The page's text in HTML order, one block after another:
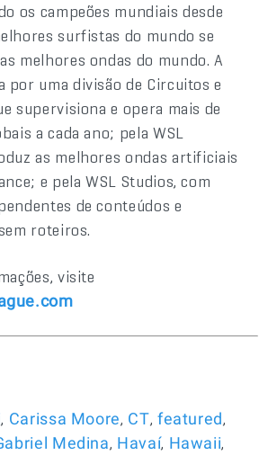
os campeões mundiais desde
surfistas do mundo se
melhores ondas do mundo. A
por uma divisão de Circuitos e
supervisiona e opera mais de
a cada ano; pela WSL
as melhores ondas artificiais
e pela WSL Studios, com
de conteúdos e
roteiros.
visite
, Carissa Moore, CT, featured,
Medina, Havaí, Hawaii,